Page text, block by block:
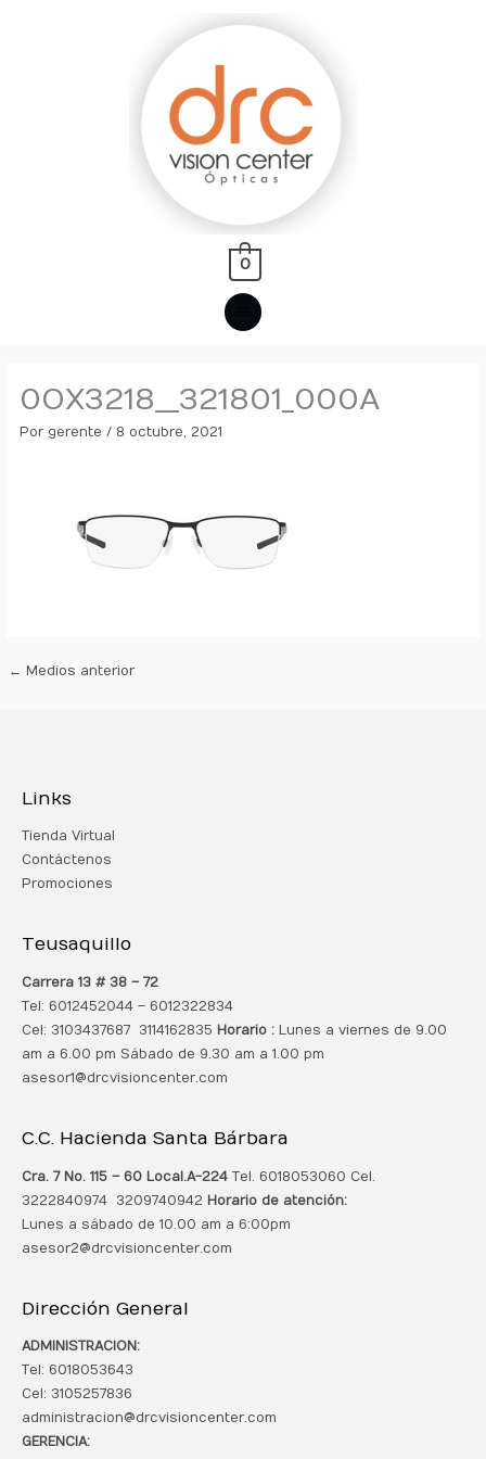
MENÚ
PRINCIPAL
0
0OX3218__321801_000A
Por gerente/ 8 octubre, 2021
← Medios anterior
Links
Tienda Virtual
Contáctenos
Promociones
Teusaquillo
Carrera 13 # 38 – 72
Tel: 6012452044 – 6012322834
Cel: 3103437687 3114162835 Horario : Lunes a viernes de 9.00
am a 6.00 pm Sábado de 9.30 am a 1.00 pm
asesor1@drcvisioncenter.com
C.C. Hacienda Santa Bárbara
Cra. 7 No. 115 – 60 Local.A-224 Tel. 6018053060 Cel.
3222840974 3209740942 Horario de atención:
Lunes a sábado de 10.00 am a 6:00pm
asesor2@drcvisioncenter.com
Dirección General
ADMINISTRACION:
Tel: 6018053643
Cel: 3105257836
administracion@drcvisioncenter.com
GERENCIA: